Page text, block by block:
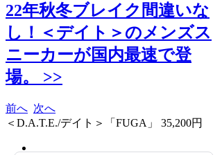
22年秋冬ブレイク間違いな
し！＜デイト＞のメンズス
ニーカーが国内最速で登
場。 >>
前へ 次へ
＜D.A.T.E./デイト＞「FUGA」 35,200円